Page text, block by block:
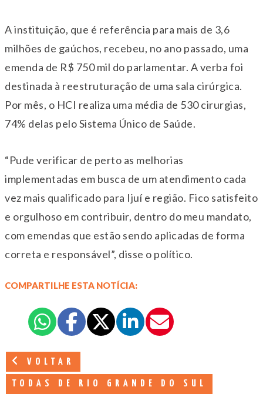
A instituição, que é referência para mais de 3,6
milhões de gaúchos, recebeu, no ano passado, uma
emenda de R$ 750 mil do parlamentar. A verba foi
destinada à reestruturação de uma sala cirúrgica.
Por mês, o HCI realiza uma média de 530 cirurgias,
74% delas pelo Sistema Único de Saúde.
“Pude verificar de perto as melhorias
implementadas em busca de um atendimento cada
vez mais qualificado para Ijuí e região. Fico satisfeito
e orgulhoso em contribuir, dentro do meu mandato,
com emendas que estão sendo aplicadas de forma
correta e responsável”, disse o político.
COMPARTILHE ESTA NOTÍCIA:
VOLTAR
TODAS DE RIO GRANDE DO SUL